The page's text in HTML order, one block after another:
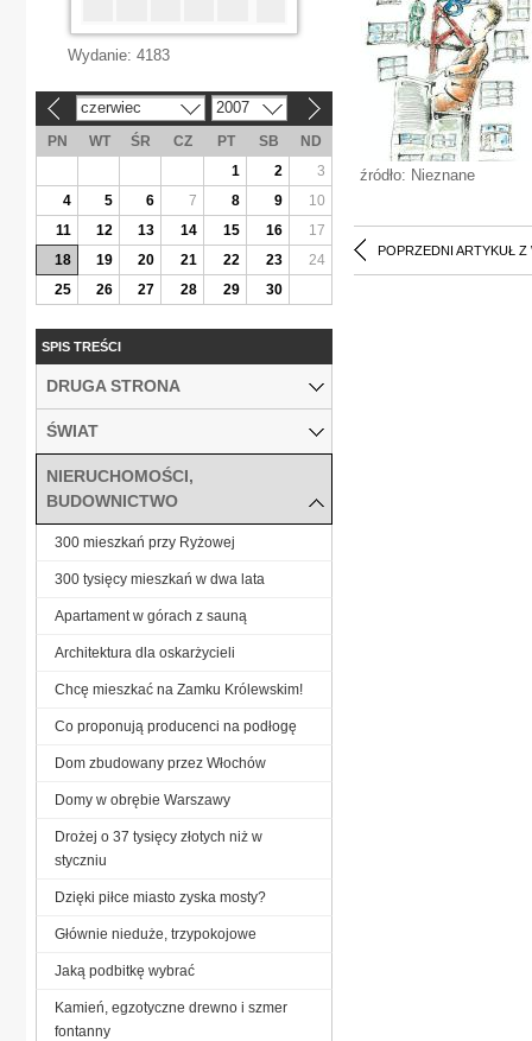
źródło: Nieznane
POPRZEDNI ARTYKUŁ Z
Wydanie: 4183
czerwiec 2007
PN WT ŚR CZ PT SB
ND
1
2
3
4
5 6 7 8 9
10
11
12 13 14 15 16
17
18
19 20 21 22 23
24
25
26 27 28 29 30
SPIS TREŚCI
DRUGA STRONA
ŚWIAT
NIERUCHOMOŚCI,
BUDOWNICTWO
300 mieszkań przy Ryżowej
300 tysięcy mieszkań w dwa lata
Apartament w górach z sauną
Architektura dla oskarżycieli
Chcę mieszkać na Zamku Królewskim!
Co proponują producenci na podłogę
Dom zbudowany przez Włochów
Domy w obrębie Warszawy
Drożej o 37 tysięcy złotych niż w
styczniu
Dzięki piłce miasto zyska mosty?
Głównie nieduże, trzypokojowe
Jaką podbitkę wybrać
Kamień, egzotyczne drewno i szmer
fontanny